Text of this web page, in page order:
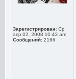
Зарегистрирован: Ср
апр 02, 2008 10:43 am
Сообщений: 2166